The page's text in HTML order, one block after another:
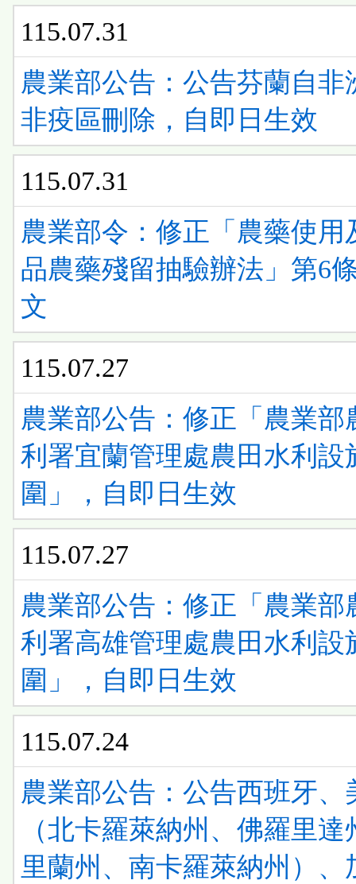
115.07.31
農業部公告：公告芬蘭自非
非疫區刪除，自即日生效
115.07.31
農業部令：修正「農藥使用
品農藥殘留抽驗辦法」第6
文
115.07.27
農業部公告：修正「農業部
利署宜蘭管理處農田水利設
圍」，自即日生效
115.07.27
農業部公告：修正「農業部
利署高雄管理處農田水利設
圍」，自即日生效
115.07.24
農業部公告：公告西班牙、
（北卡羅萊納州、佛羅里達
里蘭州、南卡羅萊納州）、